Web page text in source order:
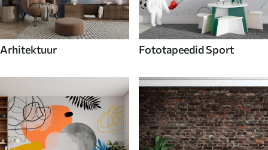
Arhitektuur Fototapeedid Sport